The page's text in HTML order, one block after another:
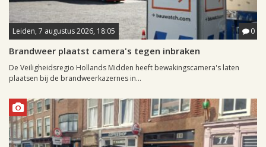
Leiden, 7 augustus 2026, 18:05 0
Brandweer plaatst camera's tegen inbraken
De Veiligheidsregio Hollands Midden heeft bewakingscamera's laten
plaatsen bij de brandweerkazernes in...